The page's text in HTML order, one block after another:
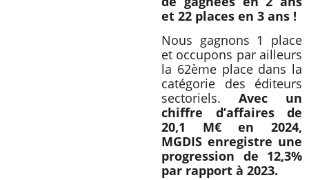
et 22 places en 3 ans !
Nous gagnons 1 place
et occupons par ailleurs
la 62ème place dans la
catégorie des éditeurs
sectoriels. Avec un
chiffre d’affaires de
20,1 M€ en 2024,
MGDIS enregistre une
progression de 12,3%
par rapport à 2023.